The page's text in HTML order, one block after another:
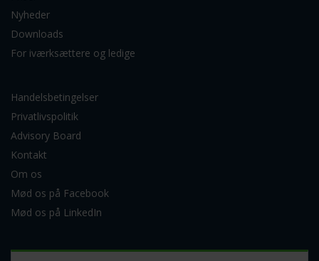
Nyheder
Downloads
For iværksættere og ledige
Handelsbetingelser
Privatlivspolitik
Advisory Board
Kontakt
Om os
Mød os på Facebook
Mød os på LinkedIn